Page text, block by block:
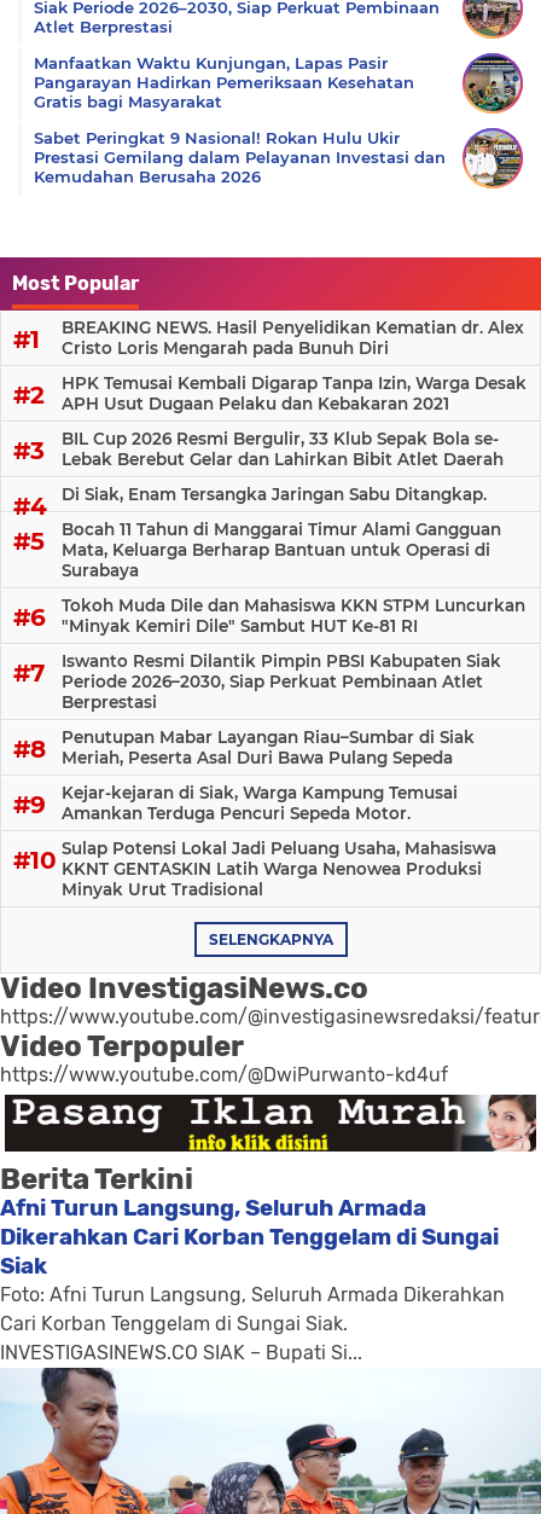
Siak Periode 2026–2030, Siap Perkuat Pembinaan
Atlet Berprestasi
Manfaatkan Waktu Kunjungan, Lapas Pasir
Pangarayan Hadirkan Pemeriksaan Kesehatan
Gratis bagi Masyarakat
Sabet Peringkat 9 Nasional! Rokan Hulu Ukir
Prestasi Gemilang dalam Pelayanan Investasi dan
Kemudahan Berusaha 2026
Most Popular
BREAKING NEWS. Hasil Penyelidikan Kematian dr. Alex
Cristo Loris Mengarah pada Bunuh Diri
HPK Temusai Kembali Digarap Tanpa Izin, Warga Desak
APH Usut Dugaan Pelaku dan Kebakaran 2021
BIL Cup 2026 Resmi Bergulir, 33 Klub Sepak Bola se-
Lebak Berebut Gelar dan Lahirkan Bibit Atlet Daerah
Di Siak, Enam Tersangka Jaringan Sabu Ditangkap.
Bocah 11 Tahun di Manggarai Timur Alami Gangguan
Mata, Keluarga Berharap Bantuan untuk Operasi di
Surabaya
Tokoh Muda Dile dan Mahasiswa KKN STPM Luncurkan
"Minyak Kemiri Dile" Sambut HUT Ke-81 RI
Iswanto Resmi Dilantik Pimpin PBSI Kabupaten Siak
Periode 2026–2030, Siap Perkuat Pembinaan Atlet
Berprestasi
Penutupan Mabar Layangan Riau–Sumbar di Siak
Meriah, Peserta Asal Duri Bawa Pulang Sepeda
Kejar-kejaran di Siak, Warga Kampung Temusai
Amankan Terduga Pencuri Sepeda Motor.
Sulap Potensi Lokal Jadi Peluang Usaha, Mahasiswa
KKNT GENTASKIN Latih Warga Nenowea Produksi
Minyak Urut Tradisional
SELENGKAPNYA
Video InvestigasiNews.co
https://www.youtube.com/@investigasinewsredaksi/
Video Terpopuler
https://www.youtube.com/@DwiPurwanto-kd4uf
Berita Terkini
Afni Turun Langsung, Seluruh Armada
Dikerahkan Cari Korban Tenggelam di Sungai
Siak
Foto: Afni Turun Langsung, Seluruh Armada Dikerahkan
Cari Korban Tenggelam di Sungai Siak.
INVESTIGASINEWS.CO SIAK – Bupati Si...